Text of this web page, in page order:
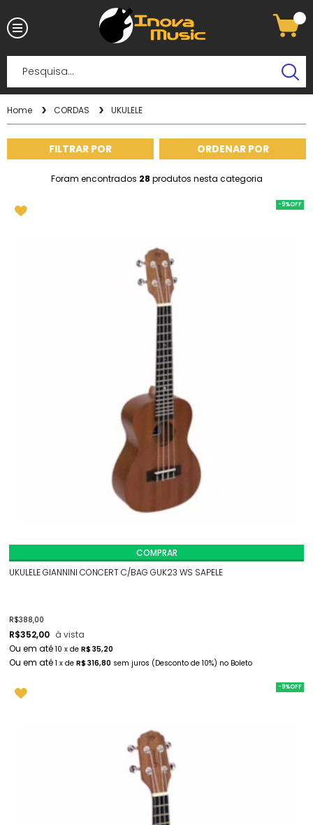
Home CORDAS UKULELE
FILTRAR POR ORDENAR POR
Foram encontrados 28 produtos nesta categoria
-9%
UKULELE GIANNINI CONCERT C/BAG GUK23 WS SAPELE
R$388,00
R$352,00 à vista
10 x de R$ 35,20
1 x de R$ 316,80 sem juros (Desconto de 10%) no Boleto
COMPRAR
-9%